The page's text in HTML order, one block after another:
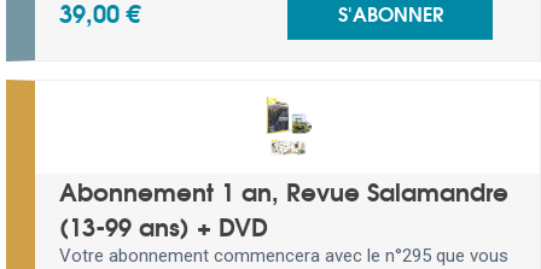
39,00 € S'ABONNER
Abonnement 1 an, Revue Salamandre
(13-99 ans) + DVD
Votre abonnement commencera avec le n°295 que vous